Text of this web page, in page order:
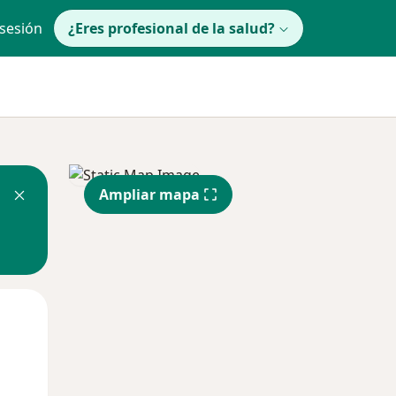
¿Eres profesional de la salud?
Ampliar mapa